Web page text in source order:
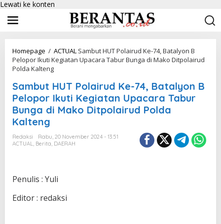
Lewati ke konten
Homepage / ACTUAL Sambut HUT Polairud Ke-74, Batalyon B
Pelopor Ikuti Kegiatan Upacara Tabur Bunga di Mako Ditpolairud
Polda Kalteng
Sambut HUT Polairud Ke-74, Batalyon B
Pelopor Ikuti Kegiatan Upacara Tabur
Bunga di Mako Ditpolairud Polda
Kalteng
Redaksi
Rabu, 20 November 2024 - 13:51
ACTUAL, Berita, DAERAH
Penulis : Yuli
Editor : redaksi